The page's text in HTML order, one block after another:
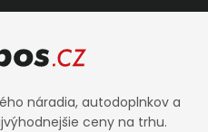
náradia, autodoplnkov a
ceny na trhu.